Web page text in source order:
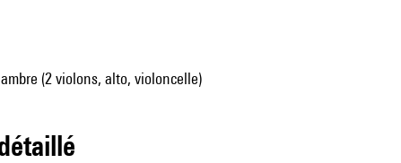
(2 violons, alto, violoncelle)